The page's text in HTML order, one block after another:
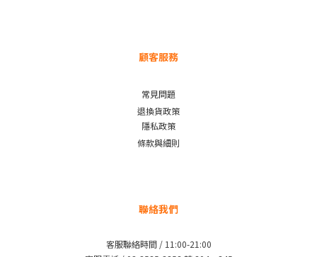
顧客服務
常見問題
退換貨政策
隱私政策
條款與細則
聯絡我們
客服聯絡時間 / 11:00-21:00